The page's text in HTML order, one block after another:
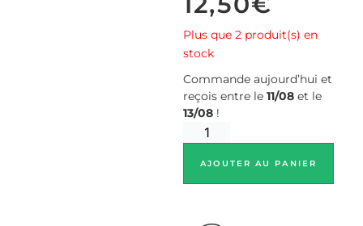
Plus que 2 produit(s) en
stock
Commande aujourd’hui et
reçois entre le11/08 et le
13/08 !
AJOUTER AU PANIER